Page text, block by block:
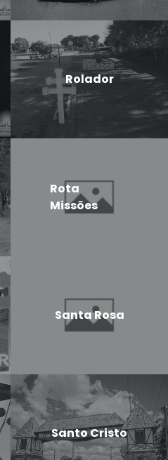
Rolador
Rota
Missões
Santa Rosa
Santo Cristo